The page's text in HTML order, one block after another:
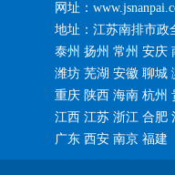
网址：
地址：江苏南排市政
泰州 扬州 常州 安庆
潍坊 芜湖 安徽 聊城
重庆 陕西 海南 杭州
江西 江苏 浙江 合肥
广东 西安 南京 福建